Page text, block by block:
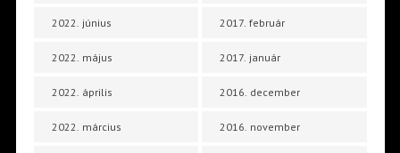
2022. június
2022. május
2022. április
2022. március
2017. február
2017. január
2016. december
2016. november